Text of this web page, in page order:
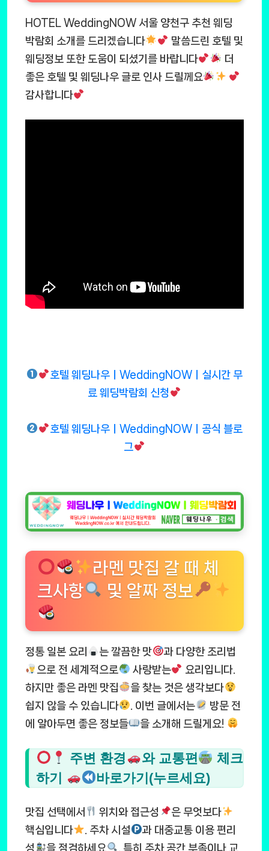
HOTEL WeddingNOW 서울 양천구 추천 웨딩
박람회 소개를 드리겠습니다
말씀드린 호텔 및
웨딩정보 또한 도움이 되셨기를 바랍니다
더
좋은 호텔 및 웨딩나우 글로 인사 드릴께요
감사합니다
호텔 웨딩나우ㅣWeddingNOWㅣ실시간 무
료 웨딩박람회 신청
호텔 웨딩나우ㅣWeddingNOWㅣ공식 블로
그
라멘 맛집 갈 때 체
크사항
및 알짜 정보
정통 일본 요리 는 깔끔한 맛
과 다양한 조리법
으로 전 세계적으로
사랑받는
요리입니다.
하지만 좋은 라멘 맛집
을 찾는 것은 생각보다
쉽지 않을 수 있습니다
. 이번 글에서는
방문 전
에 알아두면 좋은 정보들
을 소개해 드릴게요!
주변 환경 와 교통편
체크
하기
바로가기(누르세요)
맛집 선택에서 위치와 접근성
은 무엇보다
핵심입니다
. 주차 시설
과 대중교통 이용 편리
성
을 점검하세요
. 특히 주차 공간 부족이나 교